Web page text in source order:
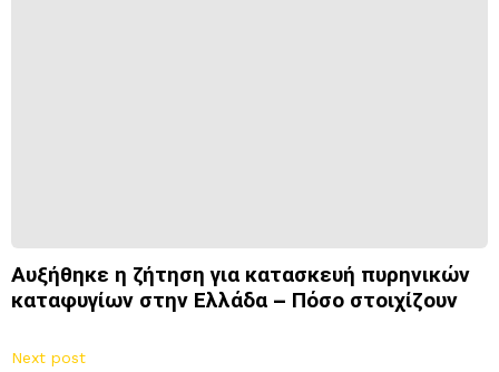
Αυξήθηκε η ζήτηση για κατασκευή πυρηνικών
καταφυγίων στην Ελλάδα – Πόσο στοιχίζουν
Next post